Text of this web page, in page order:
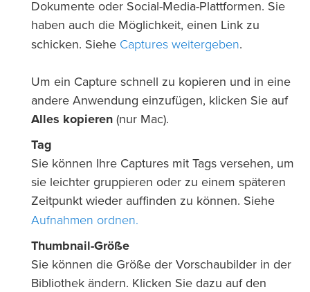
Dokumente oder Social-Media-Plattformen. Sie
haben auch die Möglichkeit, einen Link zu
schicken. Siehe Captures weitergeben.
Um ein Capture schnell zu kopieren und in eine
andere Anwendung einzufügen, klicken Sie auf
Alles kopieren (nur Mac).
Tag
Sie können Ihre Captures mit Tags versehen, um
sie leichter gruppieren oder zu einem späteren
Zeitpunkt wieder auffinden zu können. Siehe
Aufnahmen ordnen.
Thumbnail-Größe
Sie können die Größe der Vorschaubilder in der
Bibliothek ändern. Klicken Sie dazu auf den